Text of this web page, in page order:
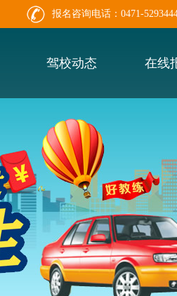
报名咨询电话：0471-
驾校动态 在线